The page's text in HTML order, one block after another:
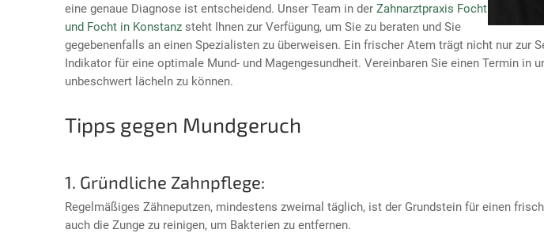
eine genaue Diagnose ist entscheidend. Unser Team in der Zahnarztpraxis Focht
und Focht in Konstanz steht Ihnen zur Verfügung, um Sie zu beraten und Sie
gegebenenfalls an einen Spezialisten zu überweisen. Ein frischer Atem trägt nicht nur zur
Indikator für eine optimale Mund- und Magengesundheit. Vereinbaren Sie einen Termin in
unbeschwert lächeln zu können.
Tipps gegen Mundgeruch
1. Gründliche Zahnpflege:
Regelmäßiges Zähneputzen, mindestens zweimal täglich, ist der Grundstein für einen
auch die Zunge zu reinigen, um Bakterien zu entfernen.